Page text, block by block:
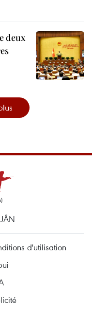
deux
d'utilisation